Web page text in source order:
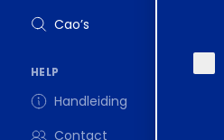
Cao’s
HELP
Handleiding
Contact